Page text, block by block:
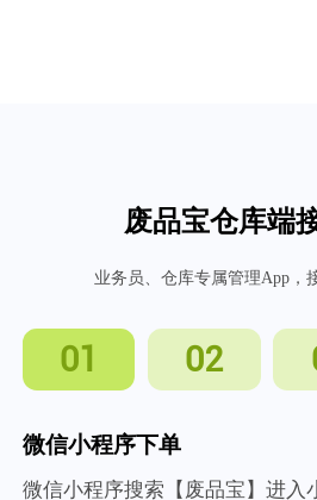
废品宝仓库端
业务员、仓库专属管理App，
01 02
微信小程序下单
微信小程序搜索【废品宝】进入